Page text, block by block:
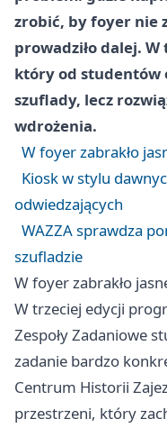
zrobić, by foyer nie
prowadziło dalej.
który od studentów
szuflady, lecz
wdrożenia.
W foyer zabrakło
Kiosk w stylu
odwiedzających
WAZZA sprawdza
szufladzie
W foyer zabrakło
W trzeciej edycji
Zespoły Zadaniowe
zadanie bardzo
Centrum Historii
przestrzeni, który